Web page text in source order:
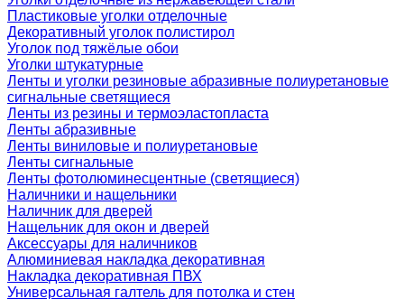
Пластиковые уголки отделочные
Декоративный уголок полистирол
Уголок под тяжёлые обои
Уголки штукатурные
Ленты и уголки резиновые абразивные полиуретановые
сигнальные светящиеся
Ленты из резины и термоэластопласта
Ленты абразивные
Ленты виниловые и полиуретановые
Ленты сигнальные
Ленты фотолюминесцентные (светящиеся)
Наличники и нащельники
Наличник для дверей
Нащельник для окон и дверей
Аксессуары для наличников
Алюминиевая накладка декоративная
Накладка декоративная ПВХ
Универсальная галтель для потолка и стен